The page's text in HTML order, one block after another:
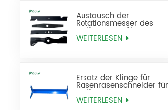
Austausch der
Rotationsmesser des
Golf-Rasenmähers
WEITERLESEN
Ersatz der Klinge für
Rasenrasenschneider für
Golfrasen
WEITERLESEN